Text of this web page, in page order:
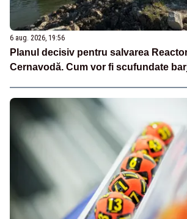
6 aug. 2026, 19:56
Planul decisiv pentru salvarea
Cernavodă. Cum vor fi scufundate